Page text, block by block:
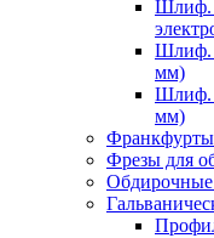
Шлиф.
Шлиф.
мм)
Шлиф.
мм)
Франкфурты
Фрезы для